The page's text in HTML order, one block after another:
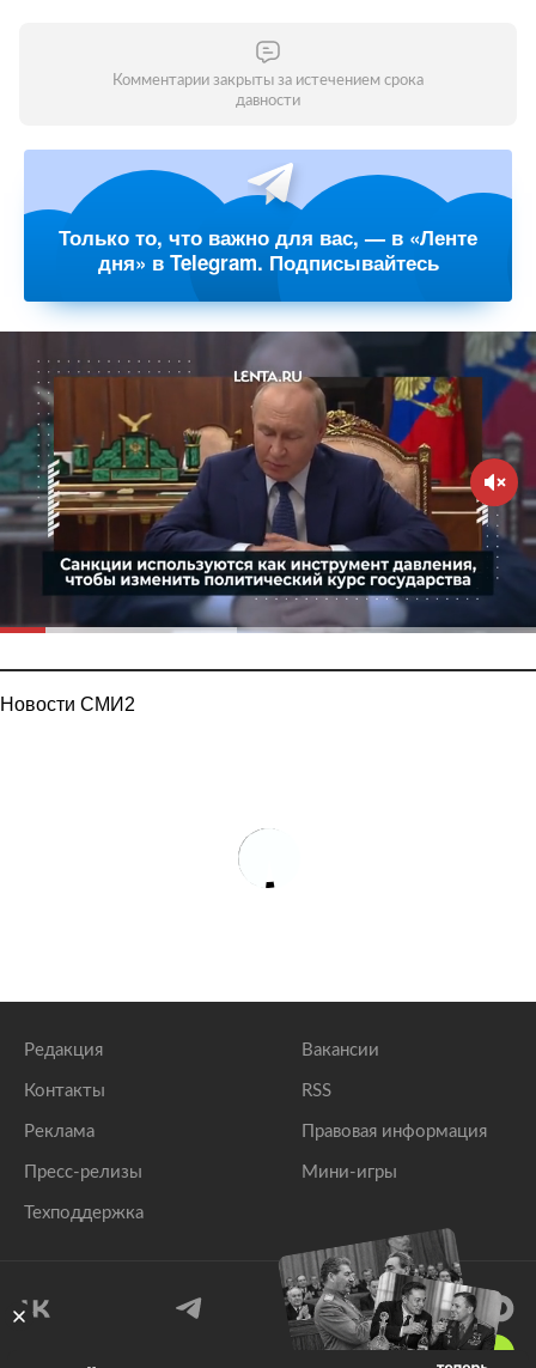
Комментарии закрыты за истечением срока
давности
Только то, что важно для вас, — в «Ленте
дня» в Telegram. Подписывайтесь
Новости СМИ2
Редакция
Контакты
Реклама
Пресс-релизы
Техподдержка
Вакансии
RSS
Правовая информация
Мини-игры